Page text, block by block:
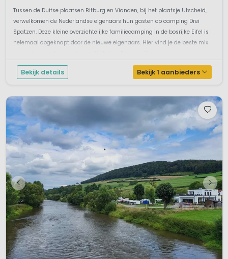
Tussen de Duitse plaatsen Bitburg en Vianden, bij het plaatsje Utscheid,
verwelkomen de Nederlandse eigenaars hun gasten op camping Drei
Spatzen. Deze kleine overzichtelijke familiecamping in de bosrijke Eifel is
helemaal opgeknapt door de nieuwe eigenaars. Hier vind je de beste mix
Bekijk details Bekijk 1 aanbieders